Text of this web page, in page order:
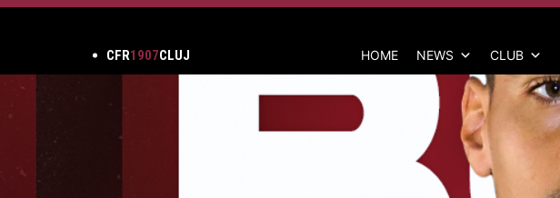
CFR1907CLUJ HOME NEWS CLUB